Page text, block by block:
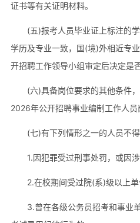
证书等有关证明材料。
(五)报考人员毕业证上标注的
学历及专业一致，国(境)外相近专
开招聘工作领导小组审定后决定是
(六)具备岗位要求的其他条件
2026年公开招聘事业编制工作人员
(七)有下列情形之一的人员不得
1.因犯罪受过刑事处罚，或因
2.在校期间受过院(系)级以上
3.曾在各级公务员招考和事业